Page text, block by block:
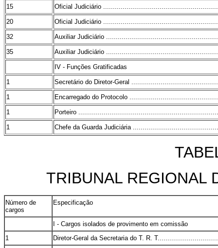
15 Oficial Judiciário
20 Oficial Judiciário
32 Auxiliar Judiciário
35 Auxiliar Judiciário
IV - Funções Gratificadas
1 Secretário do Diretor-Geral
1 Encarregado do Protocolo
1 Porteiro
1 Chefe da Guarda Judiciária
TRIBUNAL REGIONAL
Número de
cargos
Especificação
I - Cargos isolados de provimento em comissão
1
Diretor-Geral da Secretaria do T. R.